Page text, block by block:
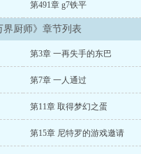
第491章 g7铁平
界厨师》章节列表
第3章 一再失手的东巴
第7章 一人通过
第11章 取得梦幻之蛋
第15章 尼特罗的游戏邀请